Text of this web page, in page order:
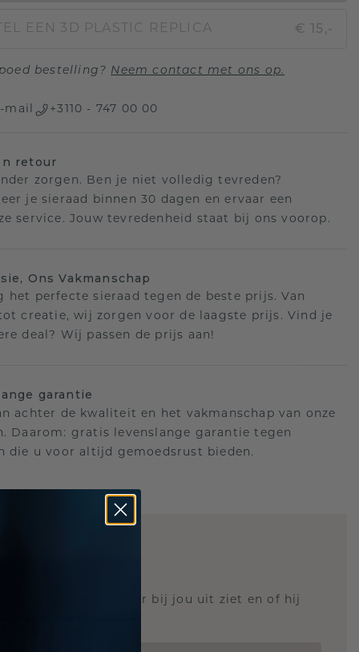
EEN 3D PLASTIC REPLICA € 15,-
bestelling? Neem contact met ons op.
mail +3110 - 747 00 00
retour
zorgen. Ben je niet volledig tevreden?
je sieraad binnen 30 dagen en ervaar een
service. Jouw tevredenheid staat bij ons voorop.
Ons Vakmanschap
het perfecte sieraad tegen de beste prijs. Van
creatie, wij zorgen voor de laagste prijs. Vind je
deal? Wij passen de prijs aan!
garantie
achter de kwaliteit en het vakmanschap van onze
Daarom: gratis levenslange garantie tegen
die u voor altijd gemoedsrust bieden.
hoe deze ring er bij jou uit ziet en of hij